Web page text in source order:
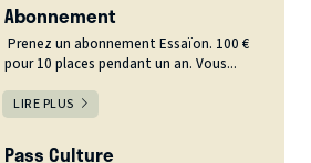
Abonnement
Prenez un abonnement Essaïon. 100 €
pour 10 places pendant un an. Vous...
LIRE PLUS
Pass Culture